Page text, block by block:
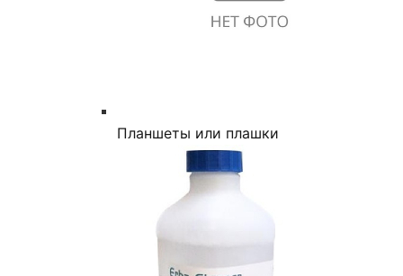
Планшеты или плашки